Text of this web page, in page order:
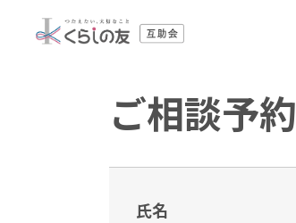
ご相談予約
氏名